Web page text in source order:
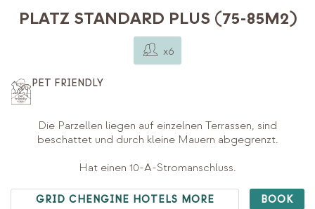
PLATZ STANDARD PLUS (75-85M2)
x6
PET FRIENDLY
Die Parzellen liegen auf einzelnen Terrassen, sind
beschattet und durch kleine Mauern abgegrenzt.
Hat einen 10-A-Stromanschluss.
GRID CHENGINE HOTELS MORE
BOOK